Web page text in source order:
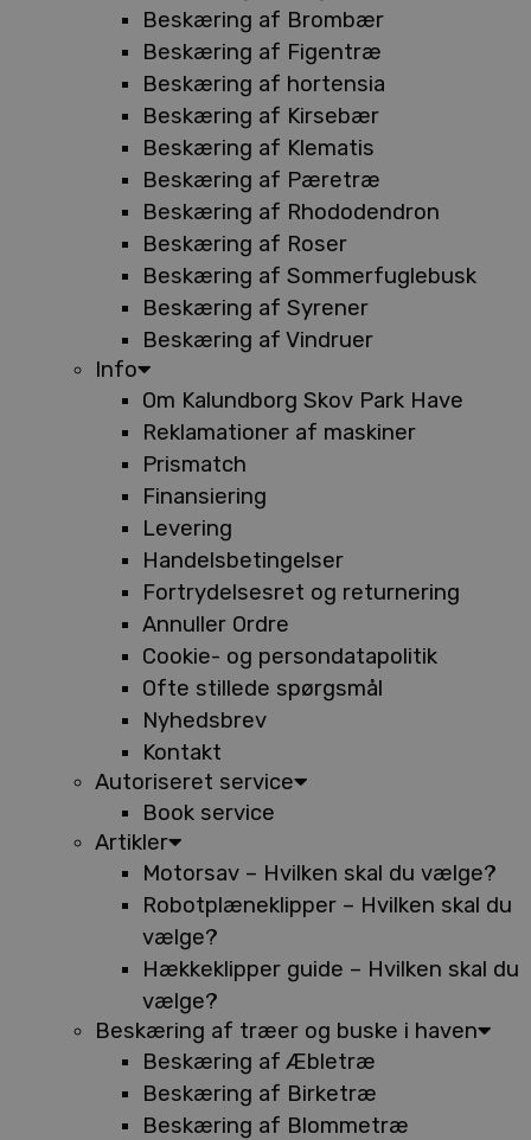
Beskæring af Brombær
Beskæring af Figentræ
Beskæring af hortensia
Beskæring af Kirsebær
Beskæring af Klematis
Beskæring af Pæretræ
Beskæring af Rhododendron
Beskæring af Roser
Beskæring af Sommerfuglebusk
Beskæring af Syrener
Beskæring af Vindruer
Info
Om Kalundborg Skov Park Have
Reklamationer af maskiner
Prismatch
Finansiering
Levering
Handelsbetingelser
Fortrydelsesret og returnering
Annuller Ordre
Cookie- og persondatapolitik
Ofte stillede spørgsmål
Nyhedsbrev
Kontakt
Autoriseret service
Book service
Artikler
Motorsav – Hvilken skal du vælge?
Robotplæneklipper – Hvilken skal du
vælge?
Hækkeklipper guide – Hvilken skal du
vælge?
Beskæring af træer og buske i haven
Beskæring af Æbletræ
Beskæring af Birketræ
Beskæring af Blommetræ